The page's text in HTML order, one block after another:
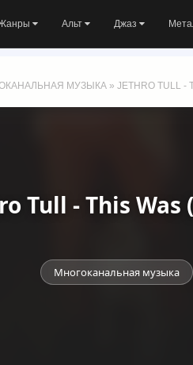
Альт Джаз
МУЗЫКА » JETHRO TULL -
Tull - This
Многоканальная музыка